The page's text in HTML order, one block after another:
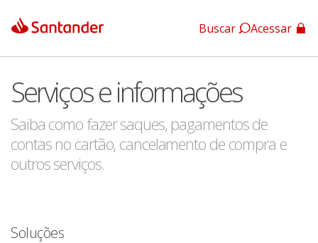
App Santander
App Santander Empresas
Buscar Acessar
Serviços e informações
Saiba como fazer saques, pagamentos de
contas no cartão, cancelamento de compra e
outros serviços.
Soluções